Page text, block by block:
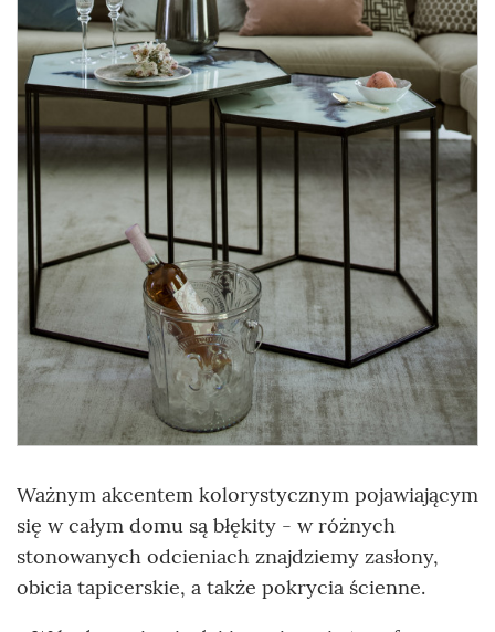
Ważnym akcentem kolorystycznym pojawiającym
się w całym domu są błękity - w różnych
stonowanych odcieniach znajdziemy zasłony,
obicia tapicerskie, a także pokrycia ścienne.